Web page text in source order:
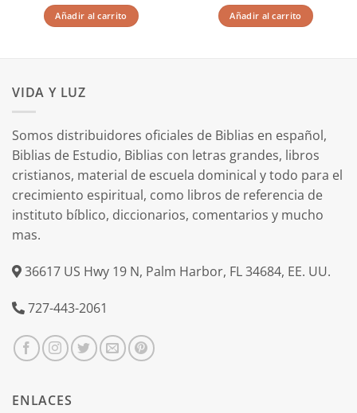
original
era:
$10.99.
actual
es:
$8.79.
Añadir al carrito Añadir al carrito
VIDA Y LUZ
Somos distribuidores oficiales de Biblias en español,
Biblias de Estudio, Biblias con letras grandes, libros
cristianos, material de escuela dominical y todo para el
crecimiento espiritual, como libros de referencia de
instituto bíblico, diccionarios, comentarios y mucho
mas.
36617 US Hwy 19 N, Palm Harbor, FL 34684, EE. UU.
727-443-2061
ENLACES